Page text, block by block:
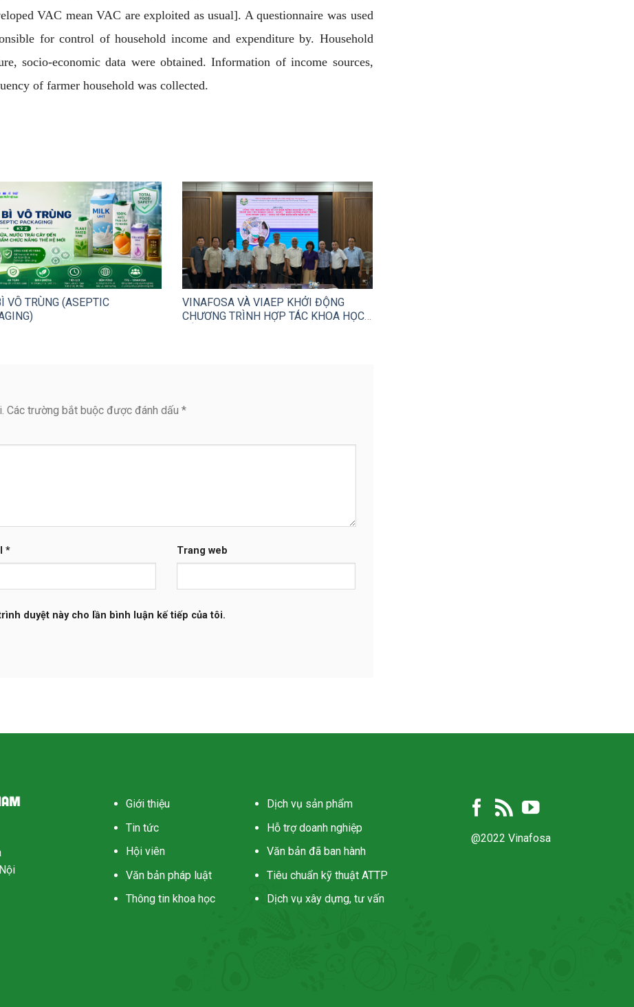
VAC mean VAC are exploited as usual]. A questionnaire was used
for control of household income and expenditure by. Household
socio-economic data were obtained. Information of income sources,
of farmer household was collected.
VÔ TRÙNG (ASEPTIC
VINAFOSA VÀ VIAEP KHỞI ĐỘNG
CHƯƠNG TRÌNH HỢP TÁC KHOA HỌC,
Các trường bắt buộc được đánh dấu *
* Trang web
duyệt này cho lần bình luận kế tiếp của tôi.
Giới thiệu
Tin tức
Hội viên
Văn bản pháp luật
Thông tin khoa học
Dịch vụ sản phẩm
Hỗ trợ doanh nghiệp
Văn bản đã ban hành
Tiêu chuẩn kỹ thuật ATTP
Dịch vụ xây dựng, tư vấn
@2022 Vinafosa